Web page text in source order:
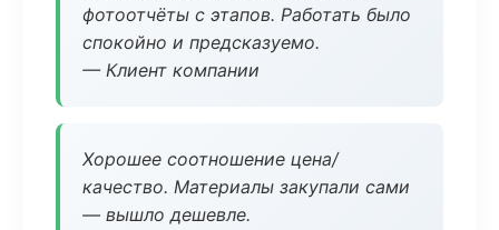
фотоотчёты с этапов. Работать было
спокойно и предсказуемо.
— Клиент компании
Хорошее соотношение цена/
качество. Материалы закупали сами
— вышло дешевле.